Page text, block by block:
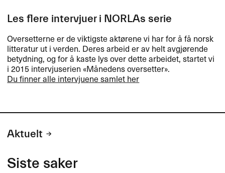
Les flere intervjuer i NORLAs serie
Oversetterne er de viktigste akt​ø​rene vi har for ​å f​å norsk
litteratur ut i verden. Deres arbeid er av helt avgj​ø​rende
betydning, og for ​å kaste lys over dette arbeidet, startet vi
i 2015 intervjuserien «​M​å​nedens oversetter​»​​.
Du finner alle intervjuene samlet her
Aktuelt
Siste saker